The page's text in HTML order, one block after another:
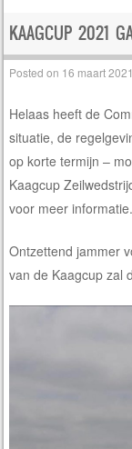
KAAGCUP 2021
Posted on 16 maart 2021
Helaas heeft de
situatie, de
op korte termijn –
Kaagcup
voor meer informatie.
Ontzettend jammer
van de Kaagcup zal